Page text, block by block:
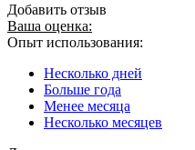
Добавить отзыв
Ваша оценка:
Опыт использования:
Несколько дней
Больше года
Менее месяца
Несколько месяцев